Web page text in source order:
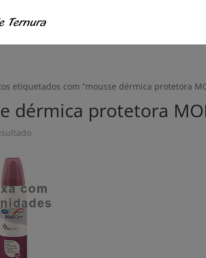
etiquetados com “mousse dérmica protetora
dérmica protetora